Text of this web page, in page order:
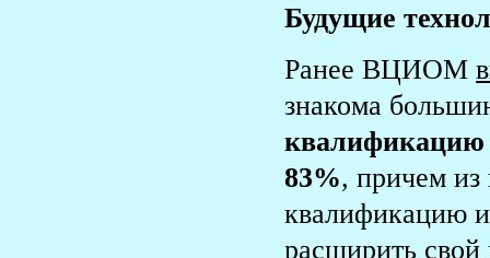
Будущие
Ранее ВЦИОМ
знакома
квалификацию
83%, причем из
квалификацию
расширить